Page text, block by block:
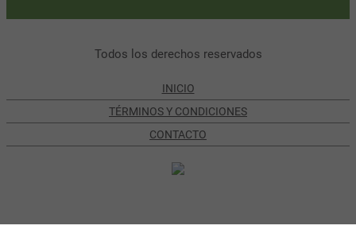
Todos los derechos reservados
INICIO
TÉRMINOS Y CONDICIONES
CONTACTO